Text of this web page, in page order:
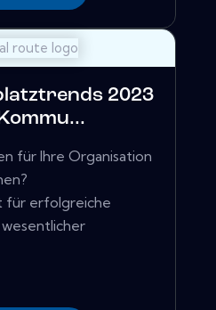
2023
für Ihre Organisation
für erfolgreiche